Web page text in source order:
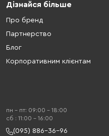
Дізнайся більше
Про бренд
Партнерство
Блог
Корпоративним клієнтам
пн - пт: 09:00 - 18:00
cб : 11:00 - 16:00
(095) 886-36-96